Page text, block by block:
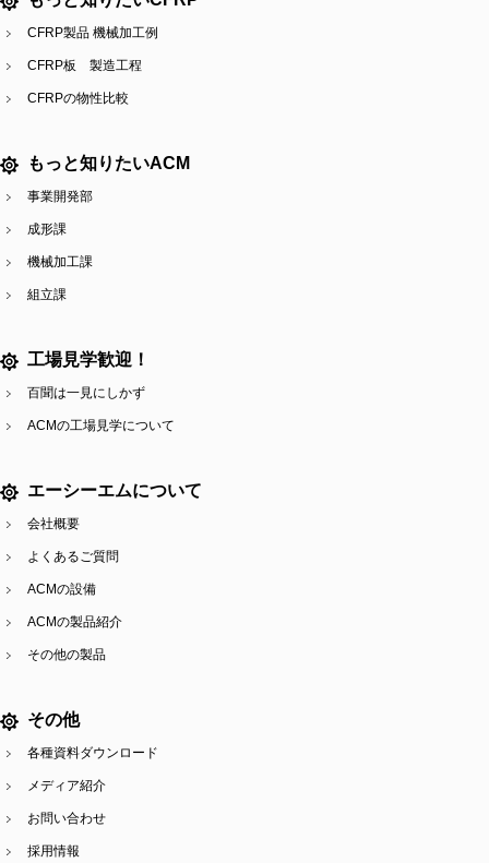
CFRP製品 機械加工例
CFRP板 製造工程
CFRPの物性比較
もっと知りたいACM
事業開発部
成形課
機械加工課
組立課
工場見学歓迎！
百聞は一見にしかず
ACMの工場見学について
エーシーエムについて
会社概要
よくあるご質問
ACMの設備
ACMの製品紹介
その他の製品
その他
各種資料ダウンロード
メディア紹介
お問い合わせ
採用情報